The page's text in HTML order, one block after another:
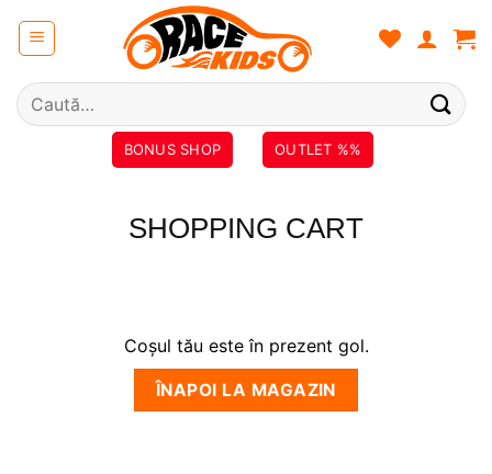
Caută
după:
BONUS SHOP OUTLET %%
SHOPPING CART
Coșul tău este în prezent gol.
ÎNAPOI LA MAGAZIN